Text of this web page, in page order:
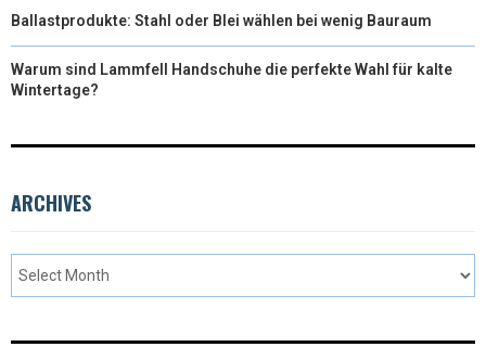
Ballastprodukte: Stahl oder Blei wählen bei wenig Bauraum
Warum sind Lammfell Handschuhe die perfekte Wahl für kalte
Wintertage?
ARCHIVES